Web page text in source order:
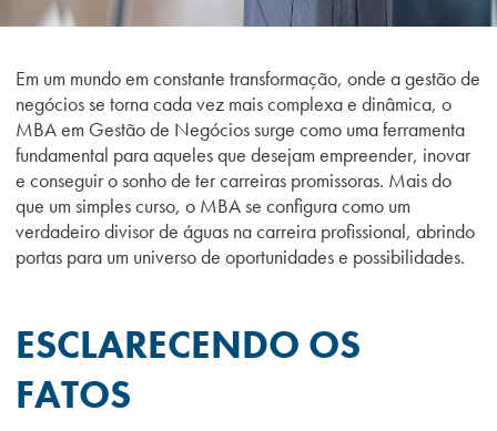
Em um mundo em constante transformação, onde a gestão de
negócios se torna cada vez mais complexa e dinâmica, o
MBA em Gestão de Negócios surge como uma ferramenta
fundamental para aqueles que desejam empreender, inovar
e conseguir o sonho de tercarreiras promissoras. Mais do
que um simples curso, o MBA se configura como um
verdadeiro divisor de águas na carreira profissional, abrindo
portas para um universo de oportunidades e possibilidades.
ESCLARECENDO OS
FATOS